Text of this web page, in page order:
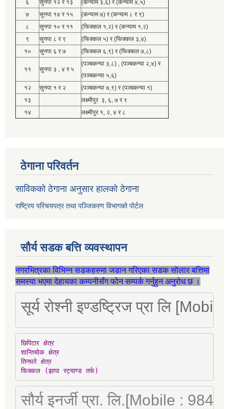
६
सुनपा १२ र १३
(कन्याम ३,६) र (कन्याम ४,५)
७
सुनपा १४ र १५
(कन्याम ७) र (कन्याम ८ र ९)
८
सुनपा १० र ११
(फिक्कल १,२) र (कन्याम १,२)
९
सुनपा ८ र ९
(फिक्कल ५) र (फिक्कल ३,४)
१०
सुनपा ६ र ७ (फिक्कल ६,९) र (फिक्कल ७,८)
११ सुनपा ३ , ४ र ५
(पञ्चकन्या ३,८) , (पञ्चकन्या २,४) र
(पञ्चकन्या ५,६)
१२
सुनपा १ र २
(पञ्चकन्या ७,९) र (पञ्चकन्या १)
१३
लक्ष्मीपुर ३, ६, ७ र ९
१४
लक्ष्मीपुर १, २, ४ र ८
ठेगाना परिवर्तन
साविकको ठेगाना अनुसार हालको ठेगाना
राष्ट्रिय परिचयपत्र तथा पञ्जिकरण विभागको पोर्टल
सौर्य सडक बत्ति व्यवस्थापन
नगरभित्रका विभिन्न सडकहरुमा जडान गरिएका सडक सोलार बत्तिमा
समस्या भएमा देहायका कम्पनीसँग फोन सम्पर्क गर्नुहुन अनुरोध छ ।
सूर्य रोश्नी इण्डष्ट्रिज प्रा लि
छिपिटार क्षेत्र
शान्तिचोक क्षेत्र
तिनघरे क्षेत्र
फिक्कल (झापा स्ट्याण्ड तर्फ)
सौर्य इनर्जी प्रा. लि.[Mobile :